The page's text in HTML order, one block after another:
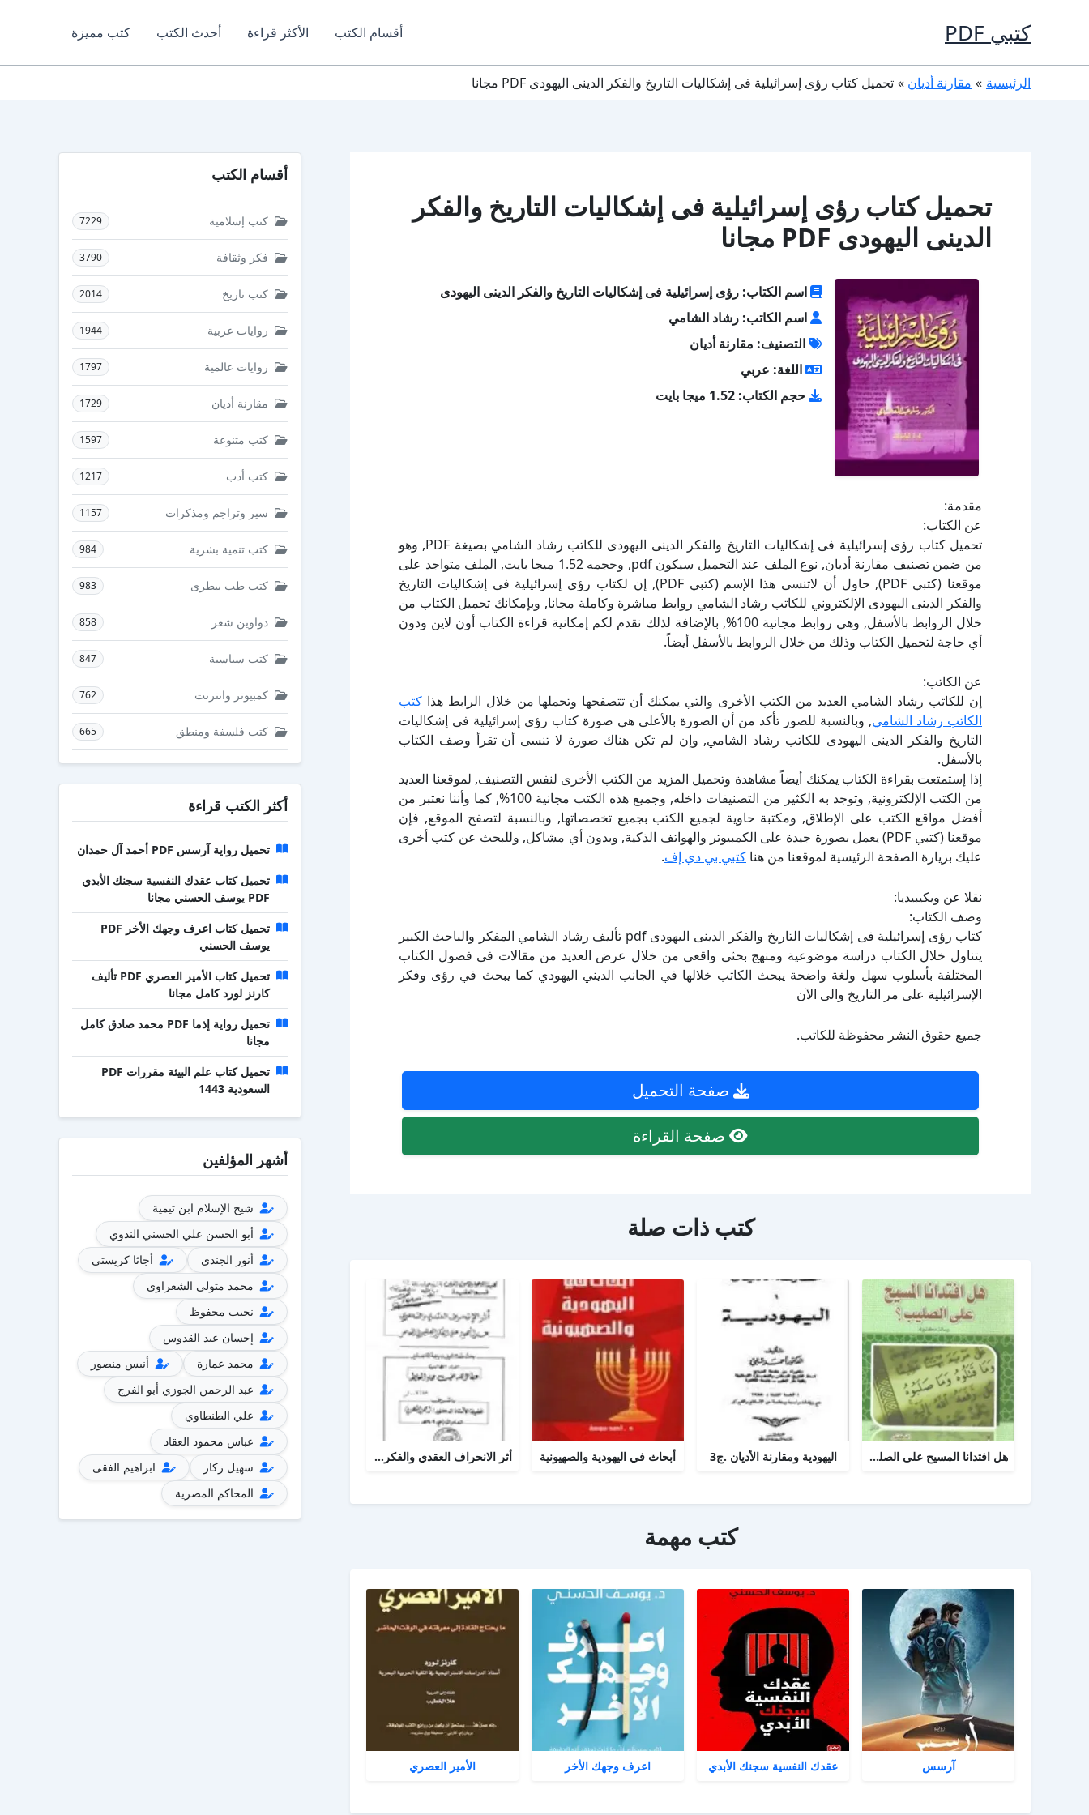
كتبي PDF أقسام الكتب الأكثر قراءة أحدث الكتب كتب مميزة
الرئيسية مقارنة أديان تحميل كتاب رؤى إسرائيلية فى إشكاليات التاريخ والفكر الدينى اليهودى PDF مجانا
تحميل كتاب رؤى إسرائيلية فى إشكاليات التاريخ والفكر
الدينى اليهودى PDF مجانا
اسم الكتاب: رؤى إسرائيلية فى إشكاليات التاريخ والفكر الدينى اليهودى
اسم الكاتب: رشاد الشامي
التصنيف: مقارنة أديان
اللغة: عربي
حجم الكتاب: 1.52 ميجا بايت
مقدمة:
عن الكتاب:
تحميل كتاب رؤى إسرائيلية فى إشكاليات التاريخ والفكر الدينى اليهودى للكاتب رشاد الشامي بصيغة PDF, وهو
من ضمن تصنيف مقارنة أديان, نوع الملف عند التحميل سيكون pdf, وحجمه 1.52 ميجا بايت, الملف متواجد على
موقعنا (كتبي PDF), حاول أن لاتنسى هذا الإسم (كتبي PDF), إن لكتاب رؤى إسرائيلية فى إشكاليات التاريخ
والفكر الدينى اليهودى الإلكتروني للكاتب رشاد الشامي روابط مباشرة وكاملة مجانا, وبإمكانك تحميل الكتاب من
خلال الروابط بالأسفل, وهي روابط مجانية 100%, بالإضافة لذلك نقدم لكم إمكانية قراءة الكتاب أون لاين ودون
أي حاجة لتحميل الكتاب وذلك من خلال الروابط بالأسفل أيضاً.
عن الكاتب:
إن للكاتب رشاد الشامي العديد من الكتب الأخرى والتي يمكنك أن تتصفحها وتحملها من خلال الرابط هذا كتب
الكاتب رشاد الشامي, وبالنسبة للصور تأكد من أن الصورة بالأعلى هي صورة كتاب رؤى إسرائيلية فى إشكاليات
التاريخ والفكر الدينى اليهودى للكاتب رشاد الشامي, وإن لم تكن هناك صورة لا تنسى أن تقرأ وصف الكتاب
بالأسفل.
إذا إستمتعت بقراءة الكتاب يمكنك أيضاً مشاهدة وتحميل المزيد من الكتب الأخرى لنفس التصنيف, لموقعنا العديد
من الكتب الإلكترونية, وتوجد به الكثير من التصنيفات داخله, وجميع هذه الكتب مجانية 100%, كما وأننا نعتبر من
أفضل مواقع الكتب على الإطلاق, ومكتبة حاوية لجميع الكتب بجميع تخصصاتها, وبالنسبة لتصفح الموقع, فإن
موقعنا (كتبي PDF) يعمل بصورة جيدة على الكمبيوتر والهواتف الذكية, وبدون أي مشاكل, وللبحث عن كتب أخرى
عليك بزيارة الصفحة الرئيسية لموقعنا من هنا كتبي بي دي إف.
نقلا عن ويكيبيديا:
وصف الكتاب:
كتاب رؤى إسرائيلية فى إشكاليات التاريخ والفكر الدينى اليهودى pdf تأليف رشاد الشامي المفكر والباحث الكبير
يتناول خلال الكتاب دراسة موضوعية ومنهج بحثى واقعى من خلال عرض العديد من مقالات فى فصول الكتاب
المختلفة بأسلوب سهل ولغة واضحة يبحث الكاتب خلالها في الجانب الديني اليهودي كما يبحث في رؤى وفكر
الإسرائيلية على مر التاريخ والى الآن
جميع حقوق النشر محفوظة للكاتب.
صفحة التحميل
صفحة القراءة
كتب ذات صلة
هل افتدانا المسيح على الصليب اليهودية ومقارنة الأديان .ج3 أبحاث في اليهودية والصهيونية أثر الانحراف العقدي والفكري عند اليهود على الفكر الصهيوني المعاصر
كتب مهمة
آرسس عقدك النفسية سجنك الأبدي اعرف وجهك الأخر الأمير العصري
أقسام الكتب
كتب إسلامية 7229
فكر وثقافة 3790
كتب تاريخ 2014
روايات عربية 1944
روايات عالمية 1797
مقارنة أديان 1729
كتب متنوعة 1597
كتب أدب 1217
سير وتراجم ومذكرات 1157
كتب تنمية بشرية 984
كتب طب بيطرى 983
دواوين شعر 858
كتب سياسية 847
كمبيوتر وانترنت 762
كتب فلسفة ومنطق 665
أكثر الكتب قراءة
تحميل رواية آرسس PDF أحمد آل حمدان
تحميل كتاب عقدك النفسية سجنك الأبدي
PDF يوسف الحسني مجانا
تحميل كتاب اعرف وجهك الأخر PDF
يوسف الحسني
تحميل كتاب الأمير العصري PDF تأليف
كارنز لورد كامل مجانا
تحميل رواية إذما PDF محمد صادق كامل
مجانا
تحميل كتاب علم البيئة مقررات PDF
السعودية 1443
أشهر المؤلفين
شيخ الإسلام ابن تيمية
أبو الحسن علي الحسني الندوي
أنور الجندي
أجاثا كريستي
محمد متولي الشعراوي
نجيب محفوظ
إحسان عبد القدوس
محمد عمارة
أنيس منصور
عبد الرحمن الجوزي أبو الفرج
علي الطنطاوي
عباس محمود العقاد
سهيل زكار
ابراهيم الفقى
المحاكم المصرية